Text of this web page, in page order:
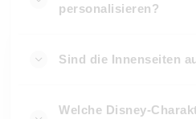
personalisieren?
Sind die Innenseiten
Welche Disney-